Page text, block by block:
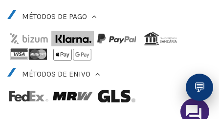
MÉTODOS DE PAGO
MÉTODOS DE ENIVO
💬